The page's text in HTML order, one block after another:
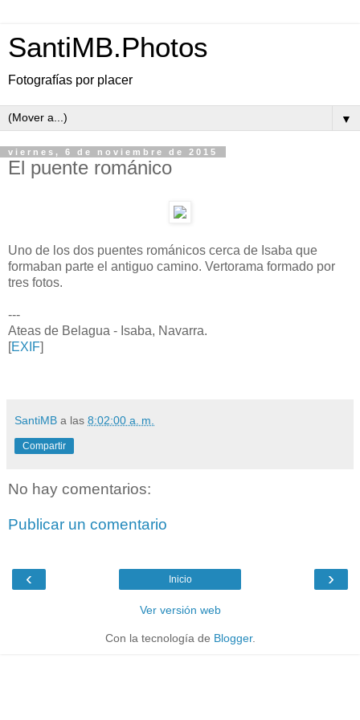
SantiMB.Photos
Fotografías por placer
▼
viernes, 6 de noviembre de 2015
El puente románico
Uno de los dos puentes románicos cerca de Isaba que
formaban parte el antiguo camino. Vertorama formado por
tres fotos.
---
Ateas de Belagua - Isaba, Navarra.
[EXIF]
SantiMB a las 8:02:00 a. m.
Compartir
No hay comentarios:
Publicar un comentario
‹ ›
Inicio
Ver versión web
Con la tecnología de Blogger.